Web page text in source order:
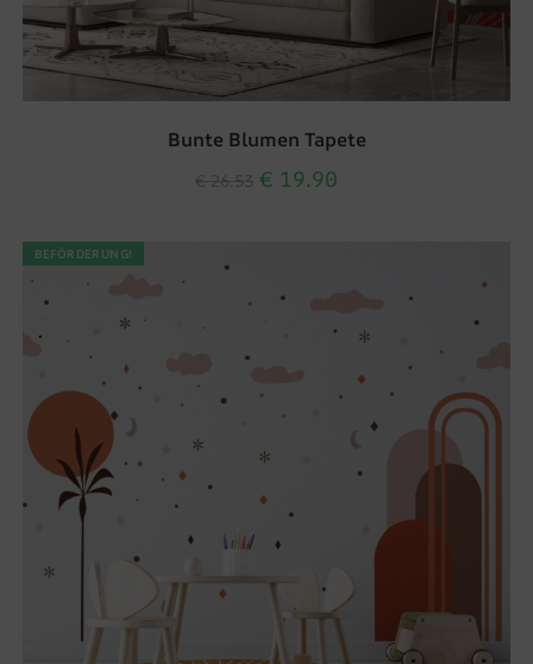
Bunte Blumen Tapete
€ 19.90
BEFÖRDERUNG!